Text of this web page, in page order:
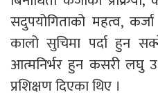
सदुपयोगिताको महत्व,
कालो सुचिमा पर्दा हुन
आत्मनिर्भर हुन कसरी लघु
प्रशिक्षण दिएका थिए ।